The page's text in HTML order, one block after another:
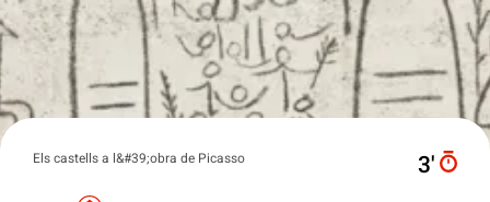
Els castells a l&#39;obra de Picasso 3′